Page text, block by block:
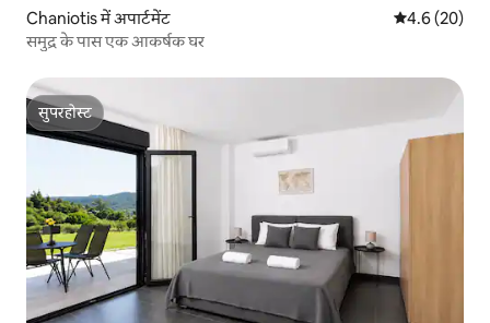
Chaniotis में अपार्टमेंट औसत रेटिंग 5 में
4.6 (20)
समुद्र के पास एक आकर्षक घर
सुपरहोस्ट
सुपरहोस्ट